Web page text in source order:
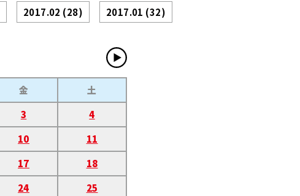
2017.02 (28) 2017.01 (32)
金
土
3
4
10
11
17
18
24 25